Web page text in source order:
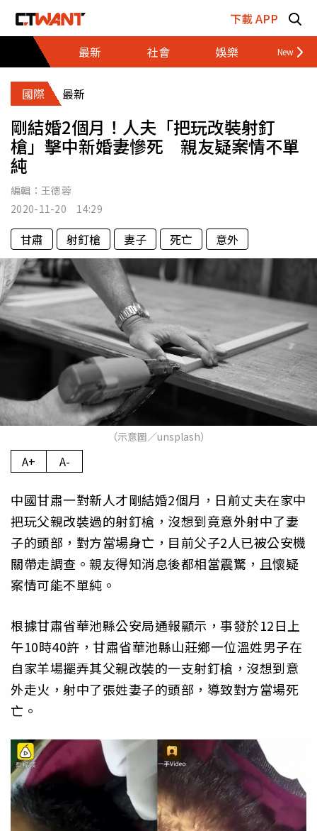
下載 APP
最新
社會 娛樂 財經
國際 最新
剛結婚2個月！人夫「把玩改裝射釘
槍」擊中新婚妻慘死 親友疑案情不單
純
編輯： 王德蓉
2020-11-20 14:29
甘肅 射釘槍 妻子 死亡 意外
（示意圖／unsplash）
A+ A-
中國甘肅一對新人才剛結婚2個月，日前丈夫在家中
把玩父親改裝過的射釘槍，沒想到竟意外射中了妻
子的頭部，對方當場身亡，目前父子2人已被公安機
關帶走調查。親友得知消息後都相當震驚，且懷疑
案情可能不單純。
根據甘肅省華池縣公安局通報顯示，事發於12日上
午10時40許，甘肅省華池縣山莊鄉一位溫姓男子在
自家羊場擺弄其父親改裝的一支射釘槍，沒想到意
外走火，射中了張姓妻子的頭部，導致對方當場死
亡。